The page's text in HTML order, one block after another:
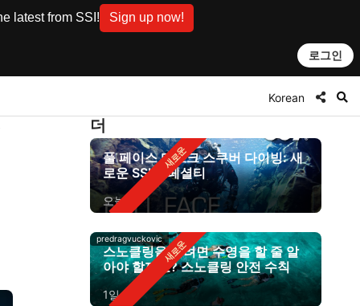
latest from SSI! Sign up now!
로그인
Korean
더
풀 페이스 마스크 스쿠버 다이빙: 새
로운 SSI 스페셜티
오늘
predragvuckovic
스노클링을 하려면 수영을 할 줄 알
아야 할까요? 스노클링 안전 수칙
1일 전